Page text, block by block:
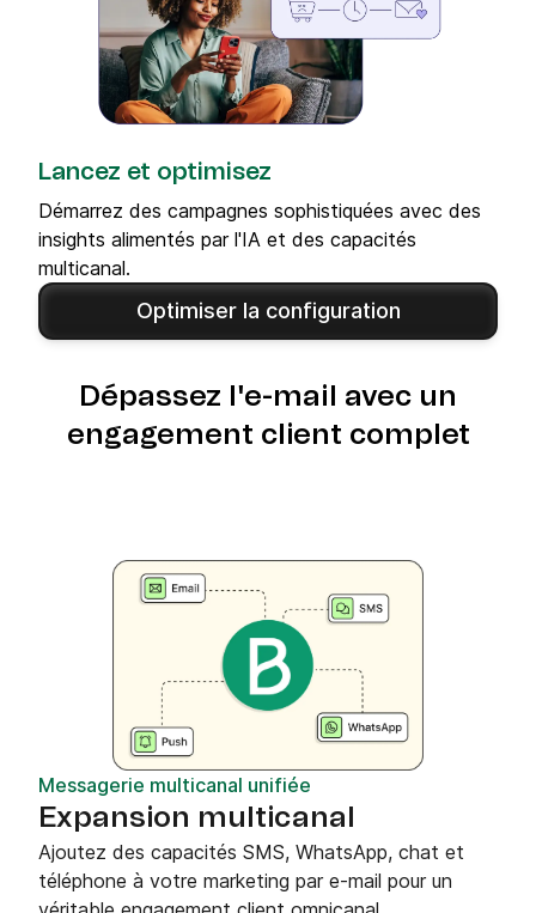
Lancez et optimisez
Démarrez des campagnes sophistiquées avec des
insights alimentés par l'IA et des capacités
multicanal.
Optimiser la configuration
Dépassez l'e-mail avec un
engagement client complet
Messagerie multicanal unifiée
Expansion multicanal
Ajoutez des capacités SMS, WhatsApp, chat et
téléphone à votre marketing par e-mail pour un